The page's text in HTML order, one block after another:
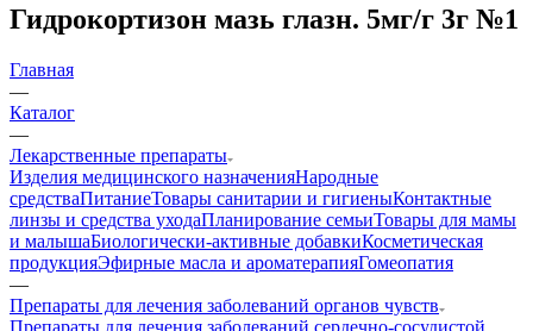
Гидрокортизон мазь глазн. 5мг/г 3г №1
Главная
—
Каталог
—
Лекарственные препараты
Изделия медицинского назначенияНародные
средстваПитаниеТовары санитарии и гигиеныКонтактные
линзы и средства уходаПланирование семьиТовары для мамы
и малышаБиологически-активные добавкиКосметическая
продукцияЭфирные масла и ароматерапияГомеопатия
—
Препараты для лечения заболеваний органов чувств
Препараты для лечения заболеваний сердечно-сосудистой